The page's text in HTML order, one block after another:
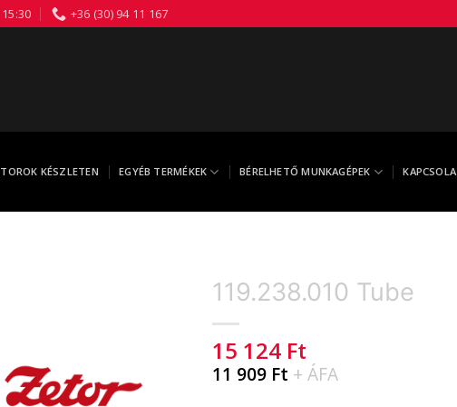
+36 (30) 94 11 167
KÉSZLETEN EGYÉB TERMÉKEK BÉRELHETŐ MUNKAGÉPEK
119.238.010 Tube
15 124 Ft
11 909 Ft + ÁFA